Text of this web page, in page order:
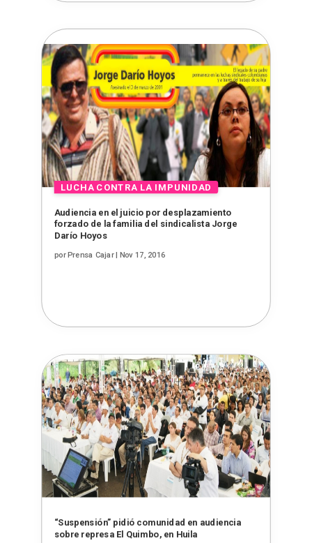
Audiencia en el juicio por desplazamiento
forzado de la familia del sindicalista Jorge
Darío Hoyos
por Prensa Cajar| Nov 17, 2016
“Suspensión” pidió comunidad en audiencia
sobre represa El Quimbo, en Huila